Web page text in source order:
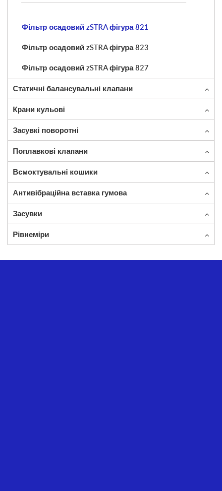
Фільтр осадовий zSTRA фігура 821
Фільтр осадовий zSTRA фігура 823
Фільтр осадовий zSTRA фігура 827
Статичні балансувальні клапани
Крани кульові
Засувкі поворотні
Поплавкові клапани
Всмоктувальні кошики
Антивібраційна вставка гумова
Засувки
Рівнеміри